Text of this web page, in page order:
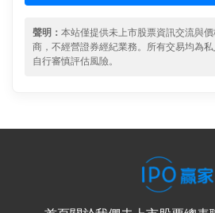
聲明： 本站僅提供未上市股票資訊交流與
商，不經營證券經紀業務。所有交易均為
自行審慎評估風險。